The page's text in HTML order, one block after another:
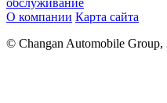
обслуживание
О компании Карта сайта
© Changan Automobile Group,